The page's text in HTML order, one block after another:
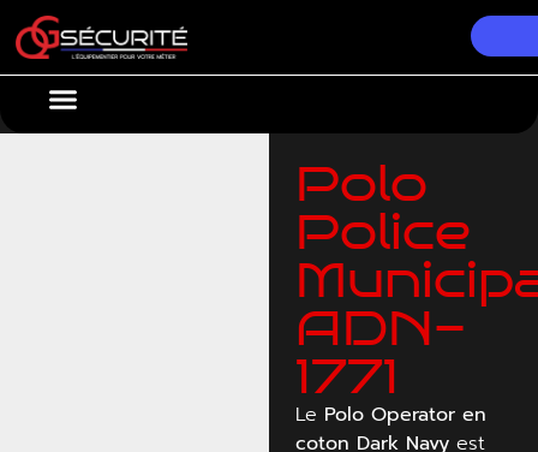
Polo
Police
ADN-
1771
Le Polo Operator en
coton Dark Navy est